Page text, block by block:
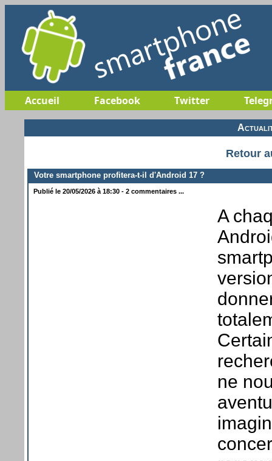
Accueil Facebook Twitter
Retour
Votre smartphone profitera-t-il d'Android 17 ?
Publié le 20/05/2026 à 18:30 - 2 commentaires ...
A
ne